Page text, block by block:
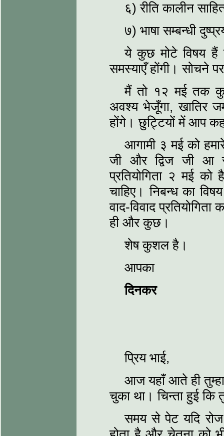
६) रीति कालीन
७) भाषा सम्‍बन्‍धी
ये कुछ मोटे विषय हैं
समस्‍याएँ होंगी। सोचने
मैं तो १२ मई तक
अवश्‍य भेजूँगा, खातिर
होंगे। छुट्टियों में आप
आगामी ३ मई को
जी और द्विज जी आ रहे
प्रतियोगिता २ मई
चाहिए। निबन्‍ध का
वाद-विवाद
ही और कुछ।
शेष कुशल है।
आपका
दिनकर
प्रिय भाई,
आज यहाँ आते ही
चुका था। चिन्‍ता हुई कि
समय से पेट यदि